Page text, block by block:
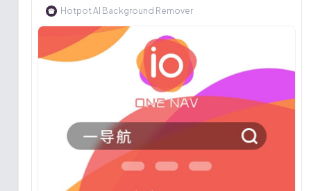
Hotpot AI Background Remover